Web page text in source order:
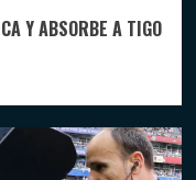
Y ABSORBE A TIGO